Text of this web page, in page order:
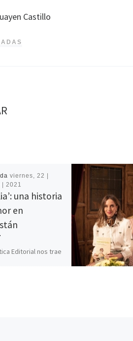
Castillo
viernes, 22 |
2021
una historia
en
Editorial nos trae